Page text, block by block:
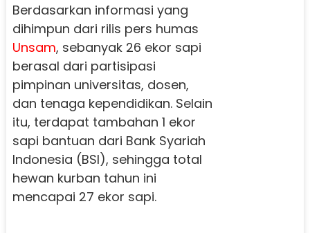
Berdasarkan informasi yang
dihimpun dari rilis pers humas
Unsam, sebanyak 26 ekor sapi
berasal dari partisipasi
pimpinan universitas, dosen,
dan tenaga kependidikan. Selain
itu, terdapat tambahan 1 ekor
sapi bantuan dari Bank Syariah
Indonesia (BSI), sehingga total
hewan kurban tahun ini
mencapai 27 ekor sapi.